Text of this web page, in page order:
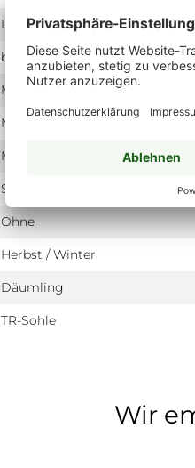
Lauflernschuhe
blau
M
Nappa
Mischgewebe
Schnürung
Ohne
Herbst / Winter
Däumling
TR-Sohle
Wir